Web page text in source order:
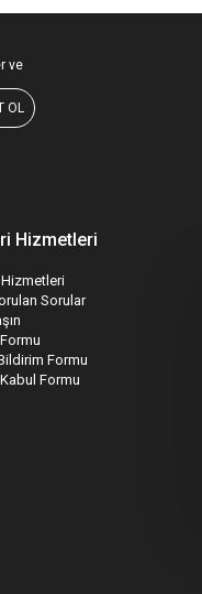
ve
OL
Hizmetleri
Sorular
Formu
Formu